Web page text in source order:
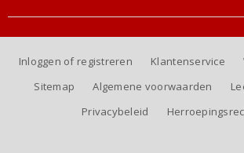
Inloggen of registreren Klantenservice
Sitemap
Algemene voorwaarden
Privacybeleid